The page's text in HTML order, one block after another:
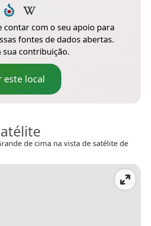
contar com o seu apoio para
fontes de dados abertas.
sua contribuição.
este local
de cima na vista de satélite de